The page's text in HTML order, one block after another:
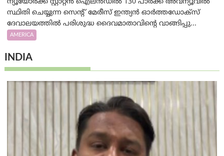
സ്ഥിതി ചെയ്യുന്ന സെന്റ് മേരീസ് ഇന്ത്യൻ ഓർത്തഡോക്സ്
ദേവാലയത്തിൽ പരിശുദ്ധ ദൈവമാതാവിന്റെ വാങ്ങിപ്പു...
AMERICA
INDIA